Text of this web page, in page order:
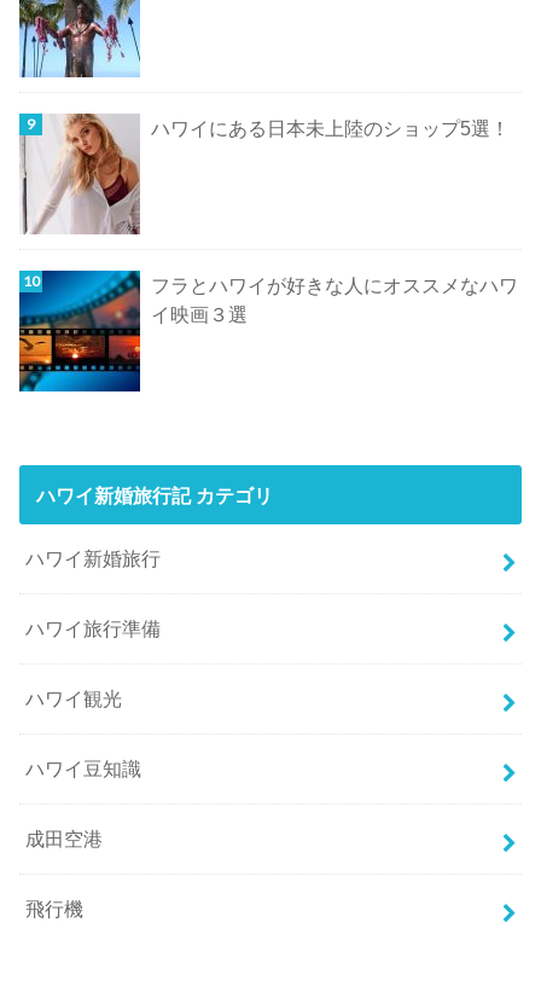
ハワイにある日本未上陸のショップ5選！
フラとハワイが好きな人にオススメなハワ
イ映画３選
ハワイ新婚旅行記 カテゴリ
ハワイ新婚旅行
ハワイ旅行準備
ハワイ観光
ハワイ豆知識
成田空港
飛行機